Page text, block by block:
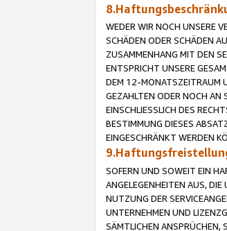
WEDER WIR NOCH UNSERE
SCHÄDEN ODER SCHÄDEN
ZUSAMMENHANG MIT DEN
ENTSPRICHT UNSERE
DEM 12-MONATSZEITRAUM
GEZAHLTEN ODER NOCH AN
EINSCHLIESSLICH DES
BESTIMMUNG DIESES
EINGESCHRÄNKT WERDEN
SOFERN UND SOWEIT EIN
ANGELEGENHEITEN AUS,
NUTZUNG DER
UNTERNEHMEN UND
SÄMTLICHEN ANSPRÜCHEN,